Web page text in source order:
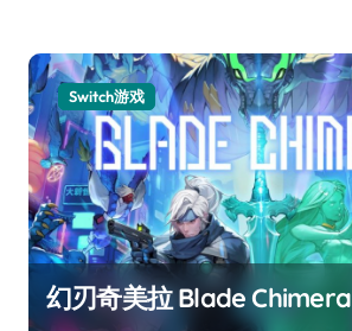
Switch游戏
幻刃奇美拉 Blade Chimera